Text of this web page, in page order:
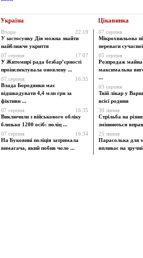
Україна Цікавинка
Вчора
22:19
У застосунку Дія можна знайти
найближче укриття
07 серпня
17:07
У Житомирі рада безбар’єрності
проінспектувала оновлену ...
07 серпня
16:35
Влада Бородянки має
відшкодувати 4,4 млн грн за
фіктивн ...
07 серпня
16:35
Виключили з військового обліку
близько 1200 осіб: поліц ...
07 серпня
16:34
На Буковині поліція затримала
вимагача, який побив чоло ...
07 серпня
Мікрохвильова
переваги
05 серпня
Розпродаж майна
максимальна
...
03 серпня
Твій лікар у
всієї родини
30 липня
Стрільба на
змінюються
25 липня
Парасолька для
впливає на